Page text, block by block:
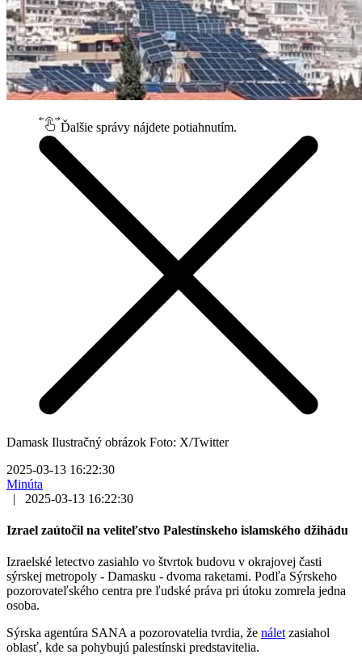
Ďalšie správy nájdete potiahnutím.
Damask Ilustračný obrázok Foto: X/Twitter
2025-03-13 16:22:30
Minúta
|
2025-03-13 16:22:30
Izrael zaútočil na veliteľstvo Palestínskeho islamského džihádu
Izraelské letectvo zasiahlo vo štvrtok budovu v okrajovej časti
sýrskej metropoly - Damasku - dvoma raketami. Podľa Sýrskeho
pozorovateľského centra pre ľudské práva pri útoku zomrela jedna
osoba.
Sýrska agentúra SANA a pozorovatelia tvrdia, že náletzasiahol
oblasť, kde sa pohybujú palestínski predstavitelia.